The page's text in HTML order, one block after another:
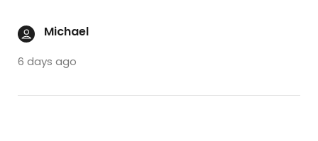
Michael
6 days ago